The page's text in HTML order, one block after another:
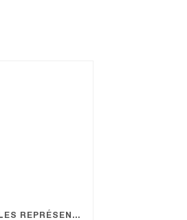
E-SATIS AVEC LES REPRÉSENTANTS DES USAGERS